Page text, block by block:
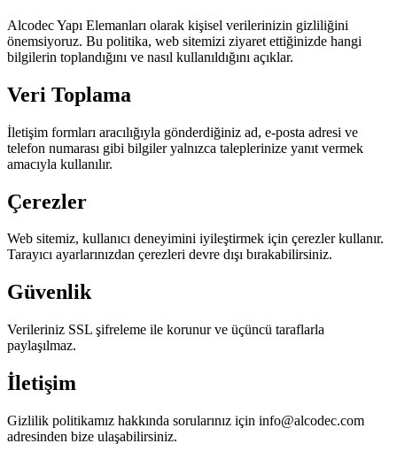
Alcodec Yapı Elemanları olarak kişisel verilerinizin gizliliğini
önemsiyoruz. Bu politika, web sitemizi ziyaret ettiğinizde hangi
bilgilerin toplandığını ve nasıl kullanıldığını açıklar.
Veri Toplama
İletişim formları aracılığıyla gönderdiğiniz ad, e-posta adresi ve
telefon numarası gibi bilgiler yalnızca taleplerinize yanıt vermek
amacıyla kullanılır.
Çerezler
Web sitemiz, kullanıcı deneyimini iyileştirmek için çerezler kullanır.
Tarayıcı ayarlarınızdan çerezleri devre dışı bırakabilirsiniz.
Güvenlik
Verileriniz SSL şifreleme ile korunur ve üçüncü taraflarla
paylaşılmaz.
İletişim
Gizlilik politikamız hakkında sorularınız için info@alcodec.com
adresinden bize ulaşabilirsiniz.